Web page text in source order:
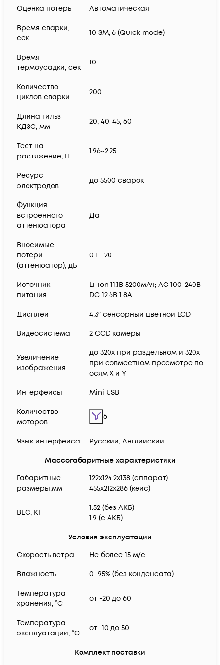
Оценка потерь Автоматическая
Время сварки,
сек
10 SM, 6 (Quick mode)
Время
термоусадки, сек
10
Количество
циклов сварки
200
Длина гильз
КДЗС, мм
20, 40, 45, 60
Тест на
растяжение, Н
1.96~2.25
Ресурс
электродов
до 5500 сварок
Функция
встроенного
аттенюатора
Да
Вносимые
потери
(аттенюатор), дБ
0.1 - 20
Источник
питания
Li-ion 11.1В 5200мАч; AC 100-240В
DC 12.6В 1.8А
Дисплей 4.3″ сенсорный цветной LCD
Видеосистема 2 CCD камеры
Увеличение
изображения
до 320х при раздельном и 320x
при совместном просмотре по
осям X и Y
Интерфейсы Mini USB
Количество
моторов
6
Язык интерфейса Русский; Английский
Массогабаритные характеристики
Габаритные
размеры,мм
122х124.2х138 (аппарат)
455x212x286 (кейс)
ВЕС, КГ
1.52 (без АКБ)
1.9 (с АКБ)
Условия эксплуатации
Скорость ветра
Не более 15 м/с
Влажность 0...95% (без конденсата)
Температура
хранения, °C
от -20 до 60
Температура
эксплуатации, °C
от -10 до 50
Комплект поставки